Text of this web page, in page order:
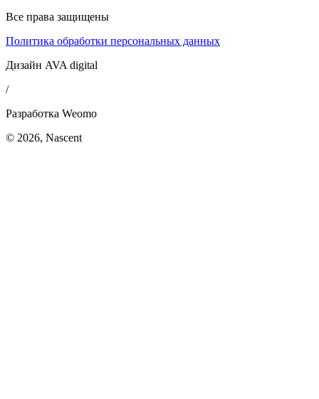
Все права защищены
Политика обработки персональных данных
Дизайн AVA digital
/
Разработка Weomo
© 2026, Nascent